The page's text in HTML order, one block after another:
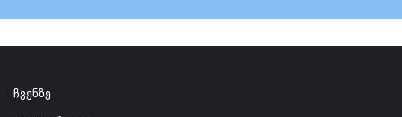
ჩვენზე